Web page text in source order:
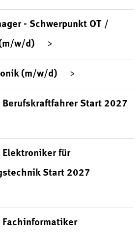
- Schwerpunkt OT /
w/d)
(m/w/d)
Berufskraftfahrer Start 2027
Elektroniker für
Start 2027